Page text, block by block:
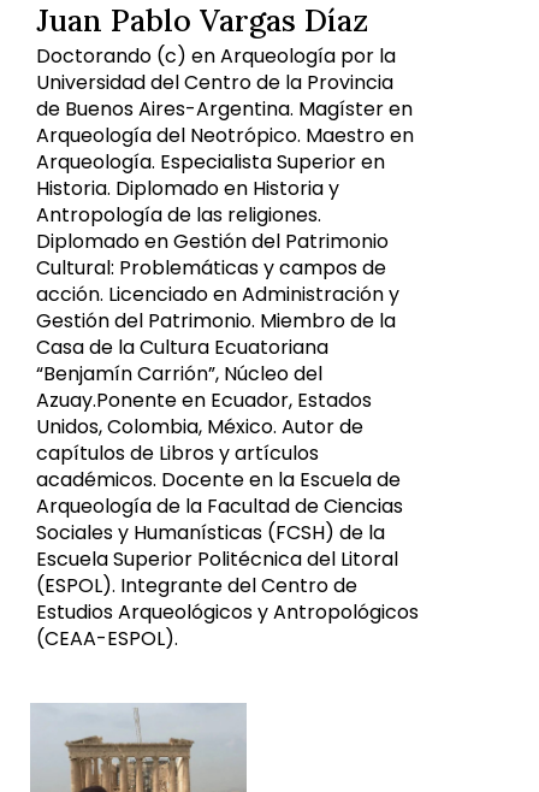
Juan Pablo Vargas Díaz
Doctorando (c) en Arqueología por la
Universidad del Centro de la Provincia
de Buenos Aires-Argentina. Magíster en
Arqueología del Neotrópico. Maestro en
Arqueología. Especialista Superior en
Historia. Diplomado en Historia y
Antropología de las religiones.
Diplomado en Gestión del Patrimonio
Cultural: Problemáticas y campos de
acción. Licenciado en Administración y
Gestión del Patrimonio. Miembro de la
Casa de la Cultura Ecuatoriana
“Benjamín Carrión”, Núcleo del
Azuay.Ponente en Ecuador, Estados
Unidos, Colombia, México. Autor de
capítulos de Libros y artículos
académicos. Docente en la Escuela de
Arqueología de la Facultad de Ciencias
Sociales y Humanísticas (FCSH) de la
Escuela Superior Politécnica del Litoral
(ESPOL). Integrante del Centro de
Estudios Arqueológicos y Antropológicos
(CEAA-ESPOL).